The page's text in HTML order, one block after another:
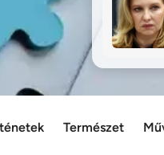
Természet